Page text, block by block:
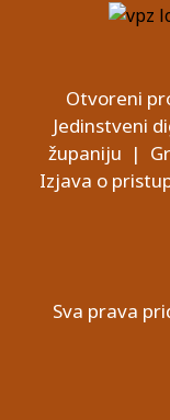
Otvoreni
Jedinstveni
županiju |
Izjava o
Sva prava